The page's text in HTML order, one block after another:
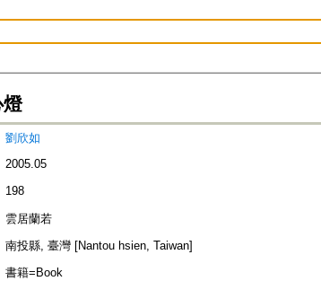
劉欣如
2005.05
198
雲居蘭若
南投縣, 臺灣 [Nantou hsien, Taiwan]
書籍=Book